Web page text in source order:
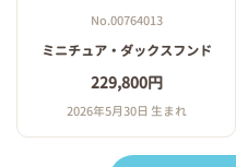
No.00764013
ミニチュア・ダックスフンド
229,800円
2026年5月30日 生まれ